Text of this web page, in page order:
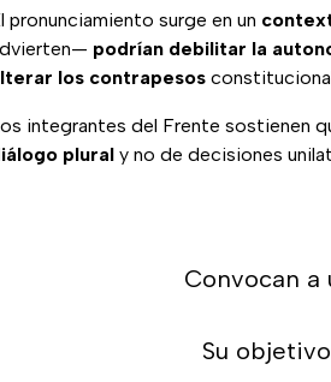
pronunciamiento surge en un
podrían debilitar la
los contrapesos
integrantes del Frente sostienen
plural y no de decisiones
Convocan
Su